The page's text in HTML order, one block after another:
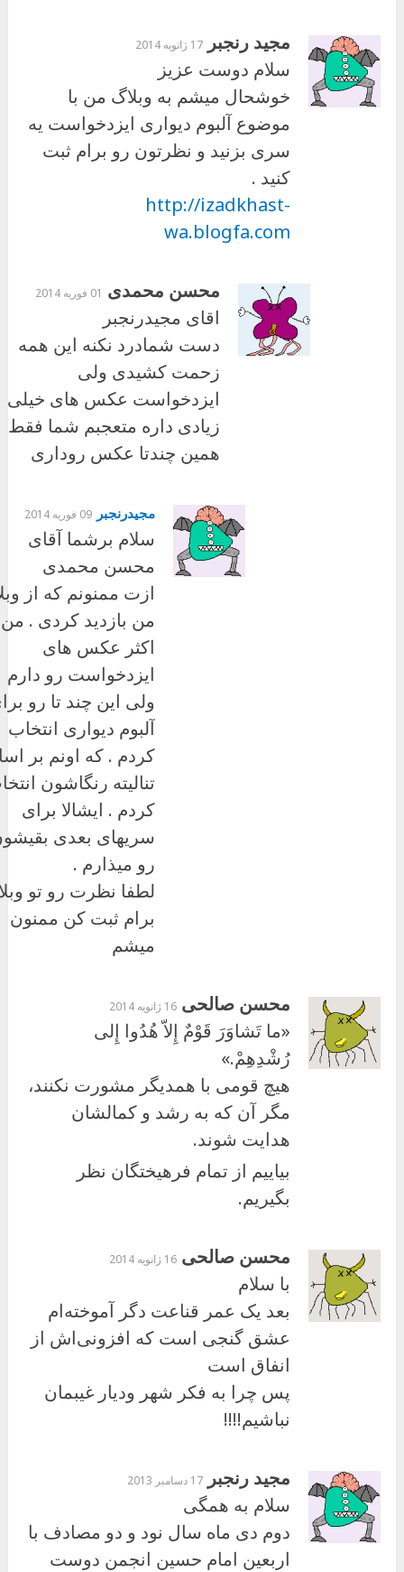
مجید رنجبر 17 ژانویه 2014
سلام دوست عزیز
خوشحال میشم به وبلاگ من با
موضوع آلبوم دیواری ایزدخواست یه
سری بزنید و نظرتون رو برام ثبت
کنید .
http://izadkhast-
wa.blogfa.com
محسن محمدی 01 فوریه 2014
اقای مجیدرنجبر
دست شمادرد نکنه این همه
زحمت کشیدی ولی
ایزدخواست عکس های خیلی
زیادی داره متعجبم شما فقط
همین چندتا عکس روداری
مجیدرنجبر 09 فوریه 2014
سلام برشما آقای
محسن محمدی
ازت ممنونم که از
من بازدید کردی . من
اکثر عکس های
ایزدخواست رو دارم
ولی این چند تا رو
آلبوم دیواری انتخاب
کردم . که اونم بر
تنالیته رنگاشون
کردم . ایشالا برای
سریهای بعدی
رو میذارم .
لطفا نظرت رو تو
برام ثبت کن ممنون
میشم
محسن صالحی 16 ژانویه 2014
«ما تَشاوَرَ قَوْمٌ إِلاّ هُدُوا إِلى
رُشْدِهِمْ.»
هیچ قومى با همدیگر مشورت نكنند،
مگر آن كه به رشد و كمالشان
هدایت شوند.
بیاییم از تمام فرهیختگان نظر
بگیریم.
محسن صالحی 16 ژانویه 2014
با سلام
بعد یک عمر قناعت دگر آموخته‌ام
عشق گنجی است که افزونی‌اش از
انفاق است
پس چرا به فکر شهر ودیار غیبمان
نباشیم!!!!
مجید رنجبر 17 دسامبر 2013
سلام به همگی
دوم دی ماه سال نود و دو مصادف با
اربعین امام حسین انجمن دوست